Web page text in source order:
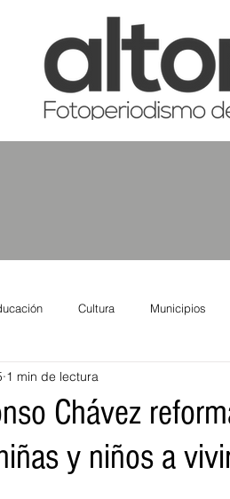
Cultura Municipios
Salud
Turismo Sader DIF
Chávez
y niños a
1 min de lectura